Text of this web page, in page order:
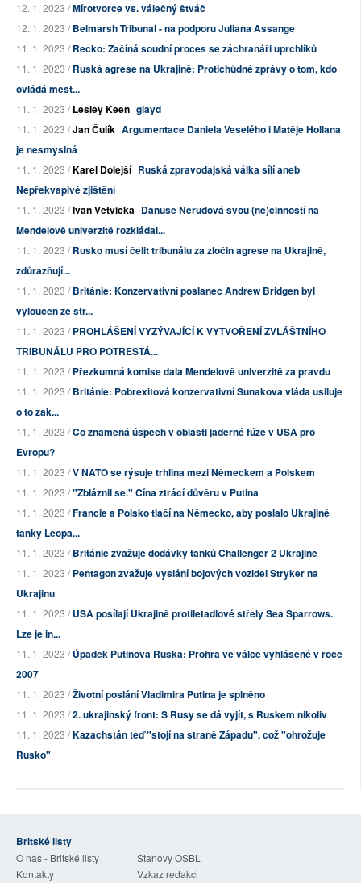
12. 1. 2023 /Mírotvorce vs. válečný štváč
12. 1. 2023 /Belmarsh Tribunal - na podporu Juliana Assange
11. 1. 2023 /Řecko: Začíná soudní proces se záchranáři uprchlíků
11. 1. 2023 /Ruská agrese na Ukrajině: Protichůdné zprávy o tom, kdo
ovládá měst...
11. 1. 2023 /Lesley Keen glayd
11. 1. 2023 /Jan Čulík Argumentace Daniela Veselého i Matěje Hollana
je nesmyslná
11. 1. 2023 /Karel Dolejší Ruská zpravodajská válka sílí aneb
Nepřekvapivé zjištění
11. 1. 2023 /Ivan Větvička Danuše Nerudová svou (ne)činností na
Mendelově univerzitě rozkládal...
11. 1. 2023 /Rusko musí čelit tribunálu za zločin agrese na Ukrajině,
zdůrazňují...
11. 1. 2023 /Británie: Konzervativní poslanec Andrew Bridgen byl
vyloučen ze str...
11. 1. 2023 /PROHLÁŠENÍ VYZÝVAJÍCÍ K VYTVOŘENÍ ZVLÁŠTNÍHO
TRIBUNÁLU PRO POTRESTÁ...
11. 1. 2023 /Přezkumná komise dala Mendelově univerzitě za pravdu
11. 1. 2023 /Británie: Pobrexitová konzervativní Sunakova vláda usiluje
o to zak...
11. 1. 2023 /Co znamená úspěch v oblasti jaderné fúze v USA pro
Evropu?
11. 1. 2023 /V NATO se rýsuje trhlina mezi Německem a Polskem
11. 1. 2023 /"Zbláznil se." Čína ztrácí důvěru v Putina
11. 1. 2023 /Francie a Polsko tlačí na Německo, aby poslalo Ukrajině
tanky Leopa...
11. 1. 2023 /Británie zvažuje dodávky tanků Challenger 2 Ukrajině
11. 1. 2023 /Pentagon zvažuje vyslání bojových vozidel Stryker na
Ukrajinu
11. 1. 2023 /USA posílají Ukrajině protiletadlové střely Sea Sparrows.
Lze je in...
11. 1. 2023 /Úpadek Putinova Ruska: Prohra ve válce vyhlášené v roce
2007
11. 1. 2023 /Životní poslání Vladimira Putina je splněno
11. 1. 2023 /2. ukrajinský front: S Rusy se dá vyjít, s Ruskem nikoliv
11. 1. 2023 /Kazachstán teď "stojí na straně Západu", což "ohrožuje
Rusko"
Britské listy
O nás - Britské listy
Stanovy OSBL
Kontakty
Vzkaz redakci